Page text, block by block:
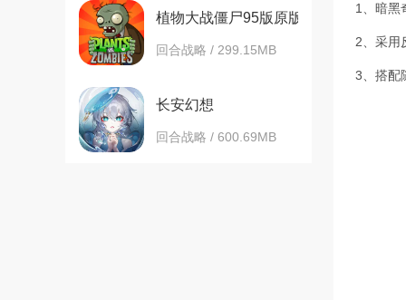
植物大战僵尸95版原版
回合战略 / 299.15MB
长安幻想
回合战略 / 600.69MB
1、暗黑
2、采用
3、搭配